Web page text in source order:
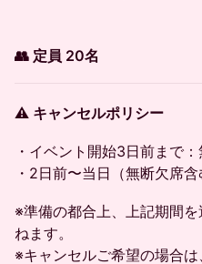
👥 定員 20名
⚠️ キャンセルポリシー
・イベント開始3日前まで
・2日前〜当日（無断欠席
※準備の都合上、上記期間
ねます。
※キャンセルご希望の場合